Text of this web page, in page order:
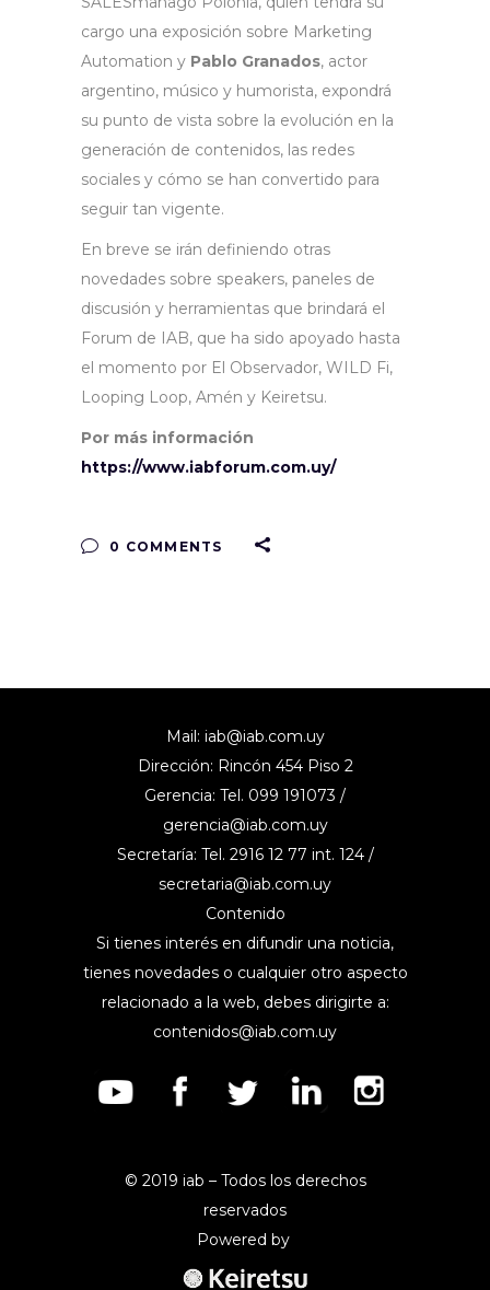
cargo una exposición sobre Marketing
Automation y Pablo Granados, actor
argentino, músico y humorista, expondrá
su punto de vista sobre la evolución en la
generación de contenidos, las redes
sociales y cómo se han convertido para
seguir tan vigente.
En breve se irán definiendo otras
novedades sobre speakers, paneles de
discusión y herramientas que brindará el
Forum de IAB, que ha sido apoyado hasta
el momento por El Observador, WILD Fi,
Looping Loop, Amén y Keiretsu.
Por más información
https://www.iabforum.com.uy/
0 COMMENTS
Mail: iab@iab.com.uy
Dirección: Rincón 454 Piso 2
Gerencia: Tel. 099 191073 /
gerencia@iab.com.uy
Secretaría: Tel. 2916 12 77 int. 124 /
secretaria@iab.com.uy
Contenido
Si tienes interés en difundir una noticia,
tienes novedades o cualquier otro aspecto
relacionado a la web, debes dirigirte a:
contenidos@iab.com.uy
© 2019 iab – Todos los derechos
reservados
Powered by